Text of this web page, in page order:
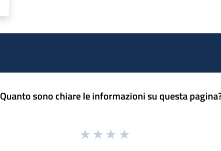
Quanto sono chiare le informazioni su questa